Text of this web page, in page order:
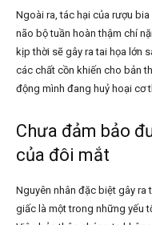
Ngoài ra, tác hại của rượu
não bộ tuần hoàn thậm chí
kịp thời sẽ gây ra tai họa lớn
các chất cồn khiến cho bản
động mình đang huỷ hoại cơ
Chưa đảm bảo
của đôi mắt
Nguyên nhân đặc biệt gây ra
giấc là một trong những yếu